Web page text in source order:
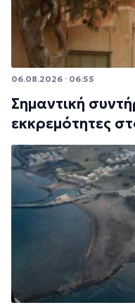
06.08.2026 · 06:55
Σημαντική
εκκρεμότητες